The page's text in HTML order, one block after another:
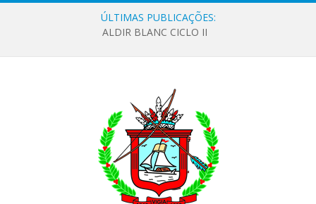
ÚLTIMAS PUBLICAÇÕES:
ALDIR BLANC CICLO II